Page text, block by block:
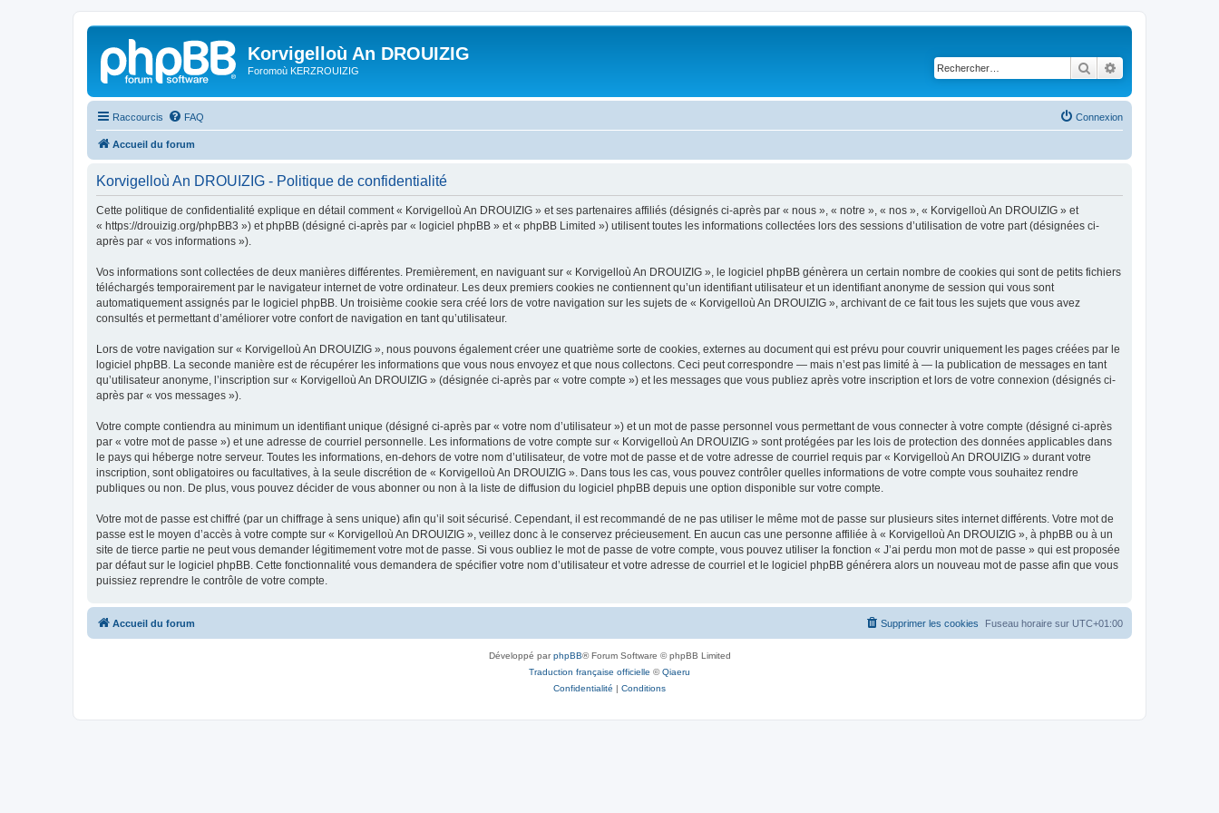
Korvigelloù An DROUIZIG
Foromoù KERZROUIZIG Rechercher
Raccourcis FAQ Connexion
Accueil du forum
Korvigelloù An DROUIZIG - Politique de confidentialité
Cette politique de confidentialité explique en détail comment « Korvigelloù An DROUIZIG » et ses partenaires affiliés (désignés ci-après par « nous », « notre », « nos », « Korvigelloù An DROUIZIG » et
« https://drouizig.org/phpBB3 ») et phpBB (désigné ci-après par « logiciel phpBB » et « phpBB Limited ») utilisent toutes les informations collectées lors des sessions d’utilisation de votre part (désignées ci-
après par « vos informations »).
Vos informations sont collectées de deux manières différentes. Premièrement, en naviguant sur « Korvigelloù An DROUIZIG », le logiciel phpBB génèrera un certain nombre de cookies qui sont de petits fichiers
téléchargés temporairement par le navigateur internet de votre ordinateur. Les deux premiers cookies ne contiennent qu’un identifiant utilisateur et un identifiant anonyme de session qui vous sont
automatiquement assignés par le logiciel phpBB. Un troisième cookie sera créé lors de votre navigation sur les sujets de « Korvigelloù An DROUIZIG », archivant de ce fait tous les sujets que vous avez
consultés et permettant d’améliorer votre confort de navigation en tant qu’utilisateur.
Lors de votre navigation sur « Korvigelloù An DROUIZIG », nous pouvons également créer une quatrième sorte de cookies, externes au document qui est prévu pour couvrir uniquement les pages créées par le
logiciel phpBB. La seconde manière est de récupérer les informations que vous nous envoyez et que nous collectons. Ceci peut correspondre — mais n’est pas limité à — la publication de messages en tant
qu’utilisateur anonyme, l’inscription sur « Korvigelloù An DROUIZIG » (désignée ci-après par « votre compte ») et les messages que vous publiez après votre inscription et lors de votre connexion (désignés ci-
après par « vos messages »).
Votre compte contiendra au minimum un identifiant unique (désigné ci-après par « votre nom d’utilisateur ») et un mot de passe personnel vous permettant de vous connecter à votre compte (désigné ci-après
par « votre mot de passe ») et une adresse de courriel personnelle. Les informations de votre compte sur « Korvigelloù An DROUIZIG » sont protégées par les lois de protection des données applicables dans
le pays qui héberge notre serveur. Toutes les informations, en-dehors de votre nom d’utilisateur, de votre mot de passe et de votre adresse de courriel requis par « Korvigelloù An DROUIZIG » durant votre
inscription, sont obligatoires ou facultatives, à la seule discrétion de « Korvigelloù An DROUIZIG ». Dans tous les cas, vous pouvez contrôler quelles informations de votre compte vous souhaitez rendre
publiques ou non. De plus, vous pouvez décider de vous abonner ou non à la liste de diffusion du logiciel phpBB depuis une option disponible sur votre compte.
Votre mot de passe est chiffré (par un chiffrage à sens unique) afin qu’il soit sécurisé. Cependant, il est recommandé de ne pas utiliser le même mot de passe sur plusieurs sites internet différents. Votre mot de
passe est le moyen d’accès à votre compte sur « Korvigelloù An DROUIZIG », veillez donc à le conservez précieusement. En aucun cas une personne affiliée à « Korvigelloù An DROUIZIG », à phpBB ou à un
site de tierce partie ne peut vous demander légitimement votre mot de passe. Si vous oubliez le mot de passe de votre compte, vous pouvez utiliser la fonction « J’ai perdu mon mot de passe » qui est proposée
par défaut sur le logiciel phpBB. Cette fonctionnalité vous demandera de spécifier votre nom d’utilisateur et votre adresse de courriel et le logiciel phpBB générera alors un nouveau mot de passe afin que vous
puissiez reprendre le contrôle de votre compte.
Accueil du forum Fuseau horaire sur UTC+01:00
Supprimer les cookies
Développé parphpBB® Forum Software © phpBB Limited
Traduction française officielle ©Qiaeru
Confidentialité | Conditions